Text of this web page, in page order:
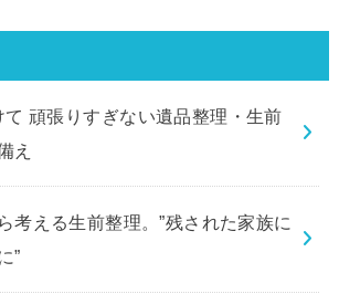
て 頑張りすぎない遺品整理・生前
え
考える生前整理。”残された家族に
”